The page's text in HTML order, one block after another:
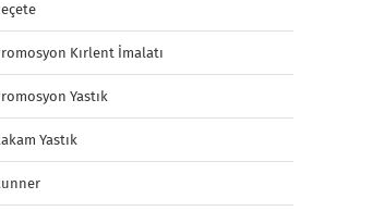
Kırlent İmalatı
Yastık
Yastık